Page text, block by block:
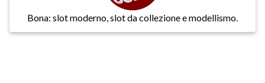
Bona: slot moderno, slot da collezione e modellismo.